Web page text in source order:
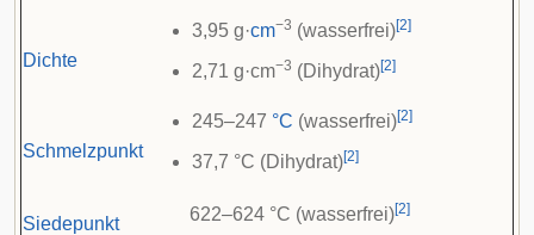
Dichte
3,95 g·cm−3 (wasserfrei)[2]
2,71 g·cm−3 (Dihydrat)[2]
Schmelzpunkt
245–247 °C (wasserfrei)[2]
37,7 °C (Dihydrat)[2]
Siedepunkt 622–624 °C (wasserfrei)[2]